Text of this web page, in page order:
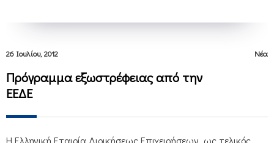
26 Ιουλίου, 2012 Νέα
Πρόγραμμα εξωστρέφειας από την
ΕΕΔΕ
Η Ελληνική Εταιρία Διοικήσεως Επιχειρήσεων, ως τελικός